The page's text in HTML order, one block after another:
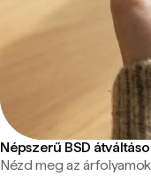
Népszerű BSD
Nézd meg az